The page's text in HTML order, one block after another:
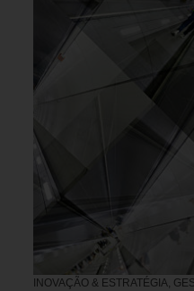
INOVAÇÃO & ESTRATÉGIA,